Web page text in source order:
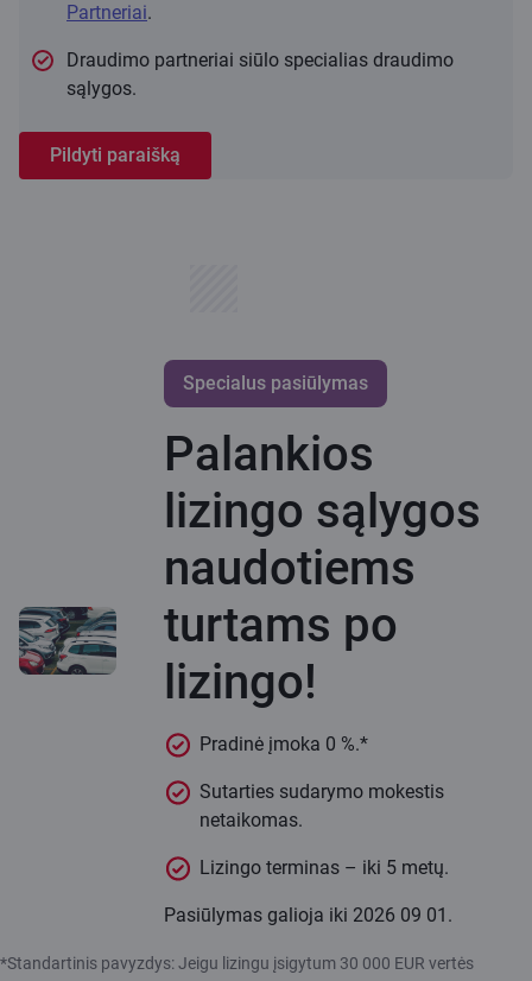
Partneriai.
Draudimo partneriai siūlo specialias draudimo
sąlygos.
Pildyti paraišką
Specialus pasiūlymas
Palankios
lizingo sąlygos
naudotiems
turtams po
lizingo!
Pradinė įmoka 0 %.*
Sutarties sudarymo mokestis
netaikomas.
Lizingo terminas – iki 5 metų.
Pasiūlymas galioja iki 2026 09 01.
*Standartinis pavyzdys: Jeigu lizingu įsigytum 30 000 EUR vertės